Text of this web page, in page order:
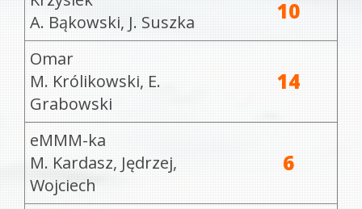
A. Bąkowski, J. Suszka
10
Omar
M. Królikowski, E.
Grabowski
14
eMMM-ka
M. Kardasz, Jędrzej,
Wojciech
6